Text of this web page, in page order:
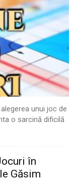
unui joc de
o sarcină dificilă
în
Găsim